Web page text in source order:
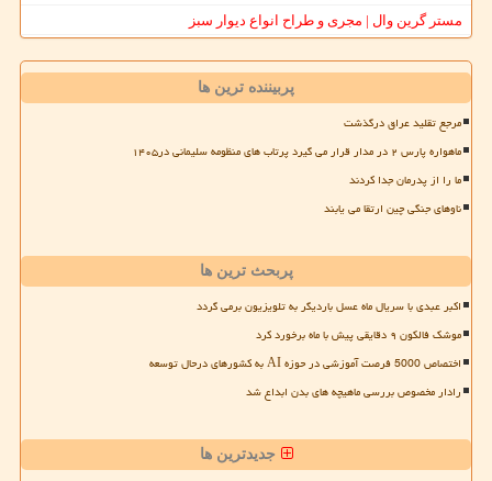
مستر گرین وال | مجری و طراح انواع دیوار سبز
پربیننده ترین ها
مرجع تقلید عراق درگذشت
ماهواره پارس ۲ در مدار قرار می گیرد پرتاب های منظومه سلیمانی در۱۴۰۵
ما را از پدرمان جدا کردند
ناوهای جنگی چین ارتقا می یابند
پربحث ترین ها
اکبر عبدی با سریال ماه عسل باردیگر به تلویزیون برمی گردد
موشک فالکون ۹ دقایقی پیش با ماه برخورد کرد
اختصاص 5000 فرصت آموزشی در حوزه AI به کشورهای درحال توسعه
رادار مخصوص بررسی ماهیچه های بدن ابداع شد
جدیدترین ها